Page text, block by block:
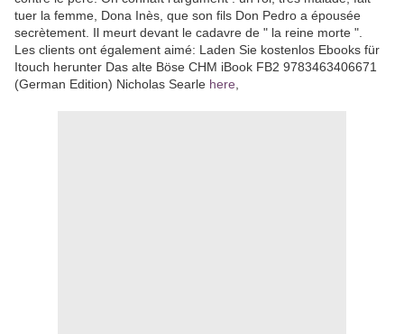
tuer la femme, Dona Inès, que son fils Don Pedro a épousée
secrètement. Il meurt devant le cadavre de " la reine morte ".
Les clients ont également aimé: Laden Sie kostenlos Ebooks für
Itouch herunter Das alte Böse CHM iBook FB2 9783463406671
(German Edition) Nicholas Searle here